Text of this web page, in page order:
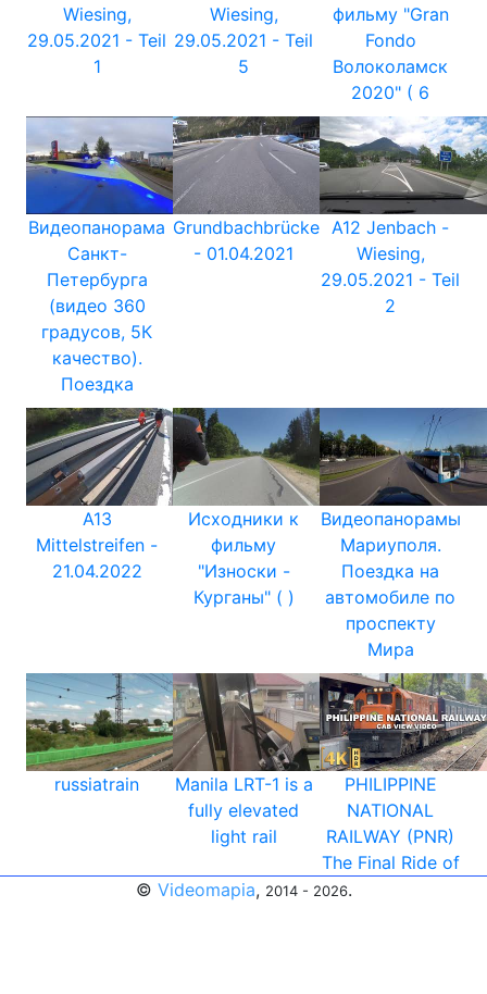
Wiesing,
29.05.2021 - Teil
1
Wiesing,
29.05.2021 - Teil
5
фильму "Gran
Fondo
Волоколамск
2020" ( 6
Видеопанорама
Санкт-
Петербурга
(видео 360
градусов, 5К
качество).
Поездка
Grundbachbrücke
- 01.04.2021
A12 Jenbach -
Wiesing,
29.05.2021 - Teil
2
A13
Mittelstreifen -
21.04.2022
Исходники к
фильму
"Износки -
Курганы" ( )
Видеопанорамы
Мариуполя.
Поездка на
автомобиле по
проспекту
Мира
russiatrain
Manila LRT-1 is a
fully elevated
light rail
PHILIPPINE
NATIONAL
RAILWAY (PNR)
The Final Ride of
© Videomapia, 2014 - 2026.